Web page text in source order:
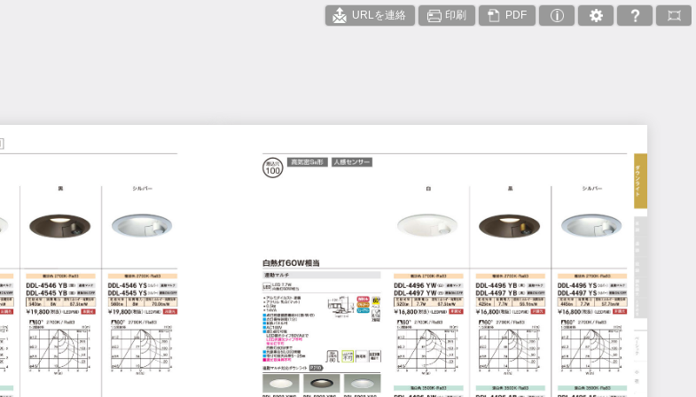
URLを連絡 印刷 PDF